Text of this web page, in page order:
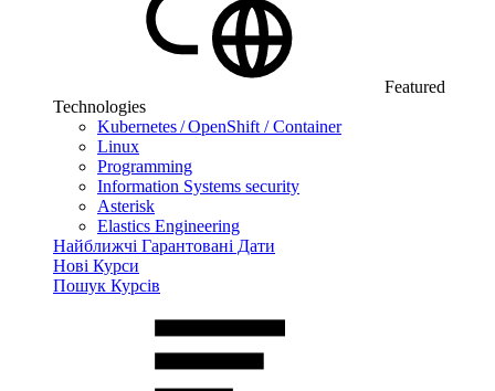
Featured
Technologies
Kubernetes / OpenShift / Container
Linux
Programming
Information Systems security
Asterisk
Elastics Engineering
Найближчі Гарантовані Дати
Нові Курси
Пошук Курсів